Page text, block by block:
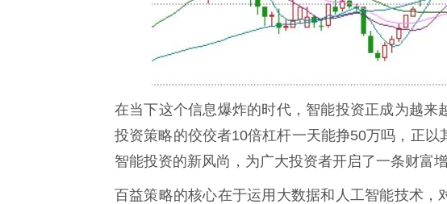
在当下这个信息爆炸的时代，智能投资正成为越来
投资策略的佼佼者10倍杠杆一天能挣50万吗，正
智能投资的新风尚，为广大投资者开启了一条财富增
百益策略的核心在于运用大数据和人工智能技术，